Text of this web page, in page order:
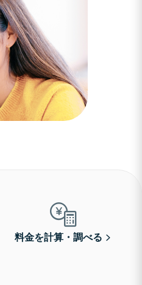
料金を計算・調べる